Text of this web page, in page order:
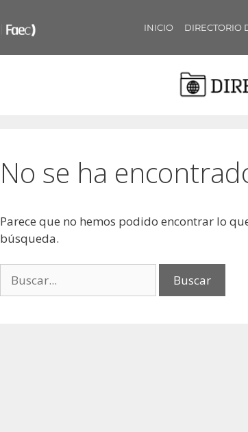
INICIO DIRECTORIO
No se ha
Parece que no hemos podido encontrar lo
búsqueda.